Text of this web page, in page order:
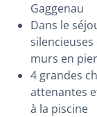
Gaggenau
Dans le
murs en
4 grandes
attenantes
à la piscine